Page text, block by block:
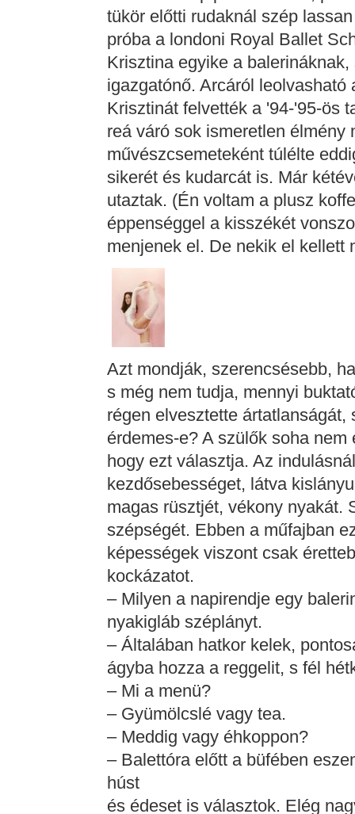
tükör előtti rudaknál szép
próba a londoni Royal Ballet
Krisztina egyike a
igazgatónő. Arcáról
Krisztinát felvették a '94-'95-ös
reá váró sok ismeretlen
művészcsemeteként túlélte
sikerét és kudarcát is. Már
utaztak. (Én voltam a plusz
éppenséggel a kisszékét
menjenek el. De nekik el kellett
Azt mondják, szerencsésebb,
s még nem tudja, mennyi
régen elvesztette
érdemes-e? A szülők soha
hogy ezt választja. Az
kezdősebességet, látva
magas rüsztjét, vékony nyakát.
szépségét. Ebben a műfajban
képességek viszont csak
kockázatot.
– Milyen a napirendje egy
nyakigláb széplányt.
– Általában hatkor kelek,
ágyba hozza a reggelit, s fél
– Mi a menü?
– Gyümölcslé vagy tea.
– Meddig vagy éhkoppon?
– Balettóra előtt a büfében
húst
és édeset is választok. Elég